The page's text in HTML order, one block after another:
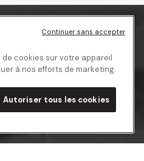
cookies sur votre appareil
à nos efforts de marketing.
Autoriser tous les cookies
Continuer sans accepter